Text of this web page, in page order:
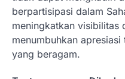
berpartisipasi dalam
meningkatkan visibilitas
menumbuhkan
yang beragam.